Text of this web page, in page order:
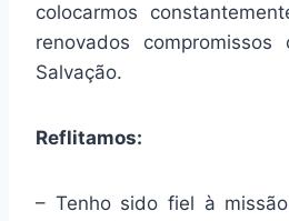
colocarmos
renovados
Salvação.
Reflitamos:
– Tenho sido fiel à